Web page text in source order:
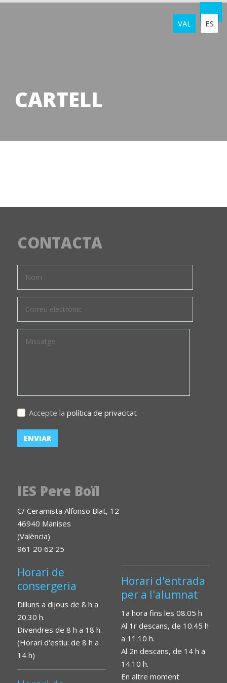
VAL ES
CARTELL
CONTACTA
Accepte la política de privacitat
IES Pere Boïl
C/ Ceramista Alfonso Blat, 12
46940 Manises
(València)
961 20 62 25
Horari de
consergeria
Dilluns a dijous de 8 h a
20.30 h.
Divendres de 8 h a 18 h.
(Horari d'estiu: de 8 h a
14 h)
Horari d'entrada
per a l'alumnat
1a hora fins les 08.05 h
Al 1r descans, de 10.45 h
a 11.10 h.
Al 2n descans, de 14 h a
14.10 h.
En altre moment